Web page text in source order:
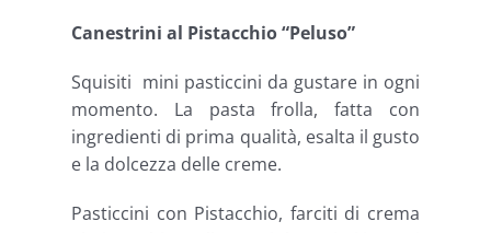
Canestrini al Pistacchio “Peluso”
Squisiti mini pasticcini da gustare in ogni
momento. La pasta frolla, fatta con
ingredienti di prima qualità, esalta il gusto
e la dolcezza delle creme.
Pasticcini con Pistacchio, farciti di crema